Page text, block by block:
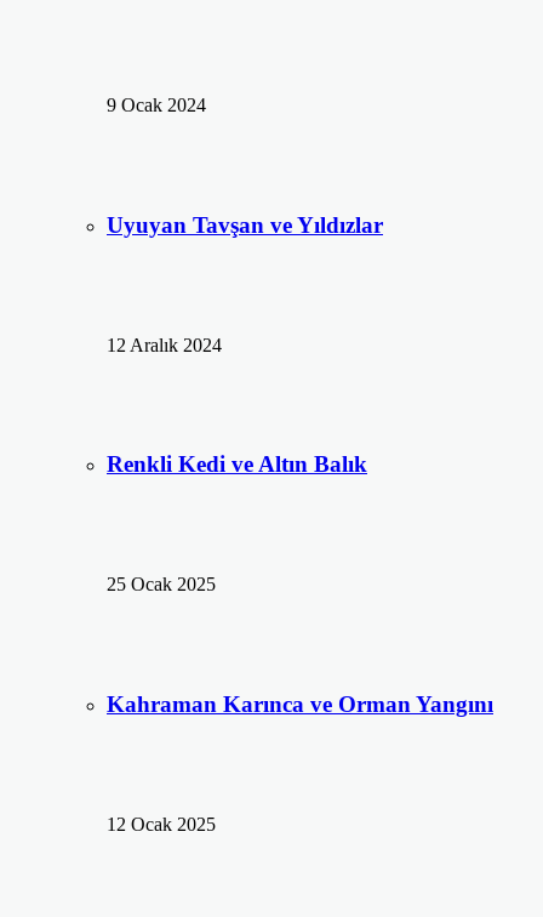
9 Ocak 2024
Uyuyan Tavşan ve Yıldızlar
12 Aralık 2024
Renkli Kedi ve Altın Balık
25 Ocak 2025
Kahraman Karınca ve Orman Yangını
12 Ocak 2025